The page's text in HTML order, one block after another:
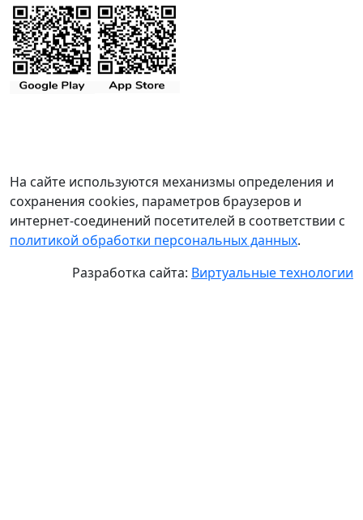
На сайте используются механизмы определения и
сохранения cookies, параметров браузеров и
интернет-соединений посетителей в соответствии с
политикой обработки персональных данных.
Разработка сайта: Виртуальные технологии